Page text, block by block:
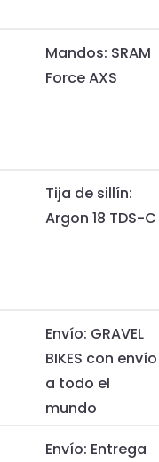
Mandos: SRAM
Force AXS
Tija de sillín:
Argon 18 TDS-C
Envío: GRAVEL
BIKES con envío
a todo el
mundo
Envío: Entrega